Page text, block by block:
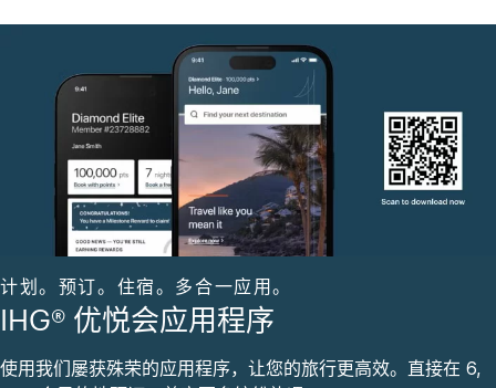
计划。预订。住宿。多合一应用。
IHG® 优悦会应用程序
使用我们屡获殊荣的应用程序，让您的旅行更高效。直接在 6,